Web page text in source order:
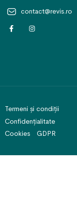
contact@revis.ro
Termeni și condiții
Confidențialitate
Cookies
GDPR